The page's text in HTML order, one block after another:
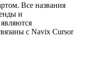
Все названия
и
с Navix Cursor